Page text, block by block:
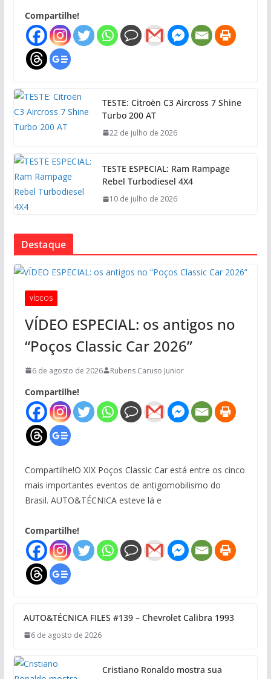
Compartilhe!
TESTE: Citroën C3 Aircross 7 Shine
Turbo 200 AT
22 de julho de 2026
TESTE ESPECIAL: Ram Rampage
Rebel Turbodiesel 4X4
10 de julho de 2026
Destaque
VÍDEOS
VÍDEO ESPECIAL: os antigos no
“Poços Classic Car 2026”
6 de agosto de 2026 Rubens Caruso Junior
Compartilhe!
Compartilhe!O XIX Poços Classic Car está entre os cinco
mais importantes eventos de antigomobilismo do
Brasil. AUTO&TÉCNICA esteve lá e
Compartilhe!
AUTO&TÉCNICA FILES #139 – Chevrolet Calibra 1993
6 de agosto de 2026
Cristiano Ronaldo mostra sua